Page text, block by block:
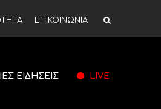
ΕΠΙΚΟΙΝΩΝΙΑ
ΕΙΔΗΣΕΙΣ LIVE